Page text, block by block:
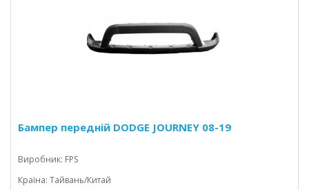
Бампер передній DODGE JOURNEY 08-19
Виробник: FPS
Країна: Тайвань/Китай